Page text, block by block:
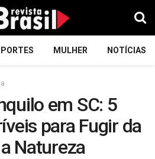
MULHER NOTÍCIAS
em SC: 5
para Fugir da
Natureza